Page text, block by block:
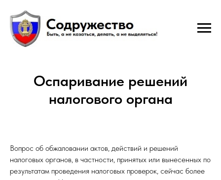
Оспаривание решений
налогового органа
Вопрос об обжаловании актов, действий и решений
налоговых органов, в частности, принятых или вынесенных по
результатам проведения налоговых проверок, сейчас более